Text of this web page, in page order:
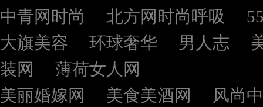
中青网时尚
北方网时尚呼吸
大旗美容
环球奢华 男人志
装网
薄荷女人网
美丽婚嫁网
美食美酒网
风尚